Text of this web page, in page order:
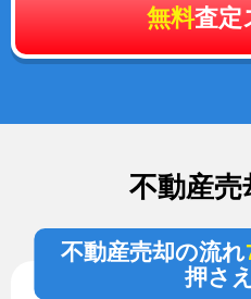
無料査定
不動産売
不動産売却の流れ
押さ